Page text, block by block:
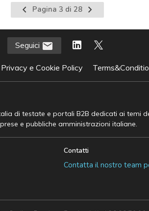
Pagina
precedente
Pagina 3 di 28 Pagina
successiva
Seguici
Privacy e Cookie Policy
di testate e portali B2B dedicati ai temi
e pubbliche amministrazioni italiane.
Contatti
Contatta il nostro team